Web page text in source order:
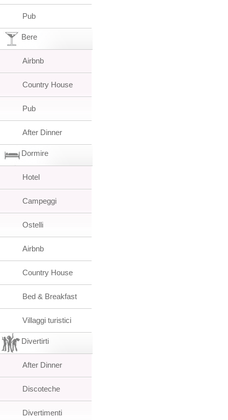
Pub
Bere
Airbnb
Country House
Pub
After Dinner
Dormire
Hotel
Campeggi
Ostelli
Airbnb
Country House
Bed & Breakfast
Villaggi turistici
Divertirti
After Dinner
Discoteche
Divertimenti